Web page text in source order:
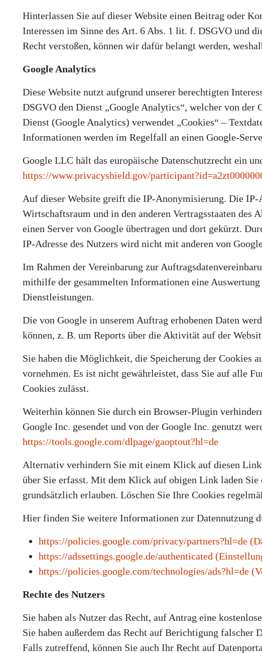
Hinterlassen Sie auf dieser Website einen Beitrag oder
Interessen im Sinne des Art. 6 Abs. 1 lit. f. DSGVO und
Recht verstoßen, können wir dafür belangt werden,
Google Analytics
Diese Website nutzt aufgrund unserer berechtigten
DSGVO den Dienst „Google Analytics“, welcher von
Dienst (Google Analytics) verwendet „Cookies“ –
Informationen werden im Regelfall an einen Google-
Google LLC hält das europäische Datenschutzrecht ein
https://www.privacyshield.gov/
Auf dieser Website greift die IP-Anonymisierung. Die IP-
Wirtschaftsraum und in den anderen Vertragsstaaten
einen Server von Google übertragen und dort gekürzt.
IP-Adresse des Nutzers wird nicht mit anderen von
Im Rahmen der Vereinbarung zur
mithilfe der gesammelten Informationen eine
Dienstleistungen.
Die von Google in unserem Auftrag erhobenen Daten
können, z. B. um Reports über die Aktivität auf der
Sie haben die Möglichkeit, die Speicherung der Cookies
vornehmen. Es ist nicht gewährleistet, dass Sie auf alle
Cookies zulässt.
Weiterhin können Sie durch ein Browser-Plugin
Google Inc. gesendet und von der Google Inc. genutzt
https://tools.google.com/dlpage/gaoptout?hl=de
Alternativ verhindern Sie mit einem Klick auf diesen
über Sie erfasst. Mit dem Klick auf obigen Link laden
grundsätzlich erlauben. Löschen Sie Ihre Cookies
Hier finden Sie weitere Informationen zur Datennutzung
https://policies.google.com/privacy/partners?hl=de
https://adssettings.google.de/authenticated
https://policies.google.com/technologies/ads?hl=de
Rechte des Nutzers
Sie haben als Nutzer das Recht, auf Antrag eine
Sie haben außerdem das Recht auf Berichtigung falscher
Falls zutreffend, können Sie auch Ihr Recht auf